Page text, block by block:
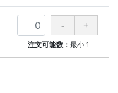
注文可能数：最小 1